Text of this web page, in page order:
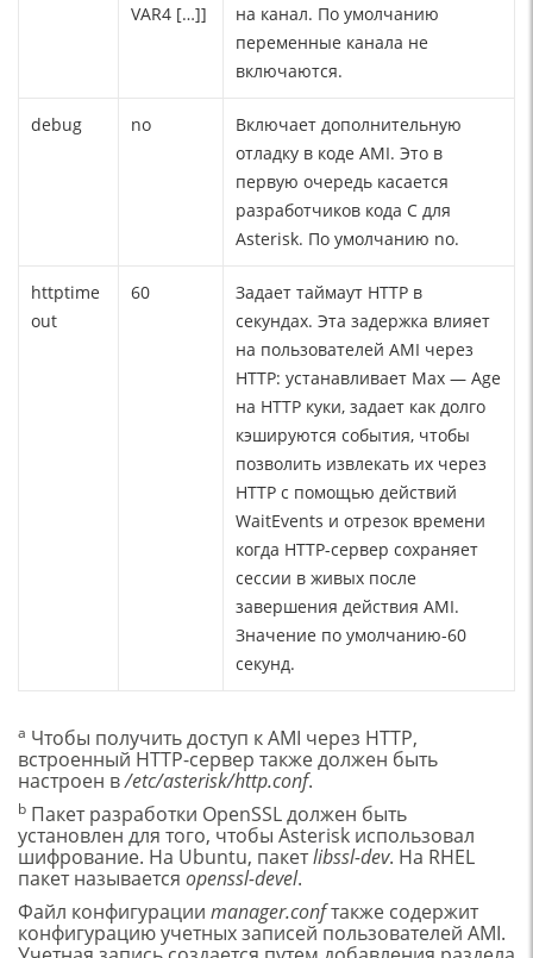
VAR4 […]]
на канал. По умолчанию
переменные канала не
включаются.
debug no
Включает дополнительную
отладку в коде AMI. Это в
первую очередь касается
разработчиков кода C для
Asterisk. По умолчанию no.
httptime
out
60
Задает таймаут HTTP в
секундах. Эта задержка влияет
на пользователей AMI через
HTTP: устанавливает Max — Age
на HTTP куки, задает как долго
кэшируются события, чтобы
позволить извлекать их через
HTTP с помощью действий
WaitEvents и отрезок времени
когда HTTP-сервер сохраняет
сессии в живых после
завершения действия AMI.
Значение по умолчанию-60
секунд.
a Чтобы получить доступ к AMI через HTTP,
встроенный HTTP-сервер также должен быть
настроен в/etc/asterisk/http.conf.
b Пакет разработки OpenSSL должен быть
установлен для того, чтобы Asterisk использовал
шифрование. На Ubuntu, пакетlibssl-dev. На RHEL
пакет называется openssl-devel.
Файл конфигурации manager.confтакже содержит
конфигурацию учетных записей пользователей AMI.